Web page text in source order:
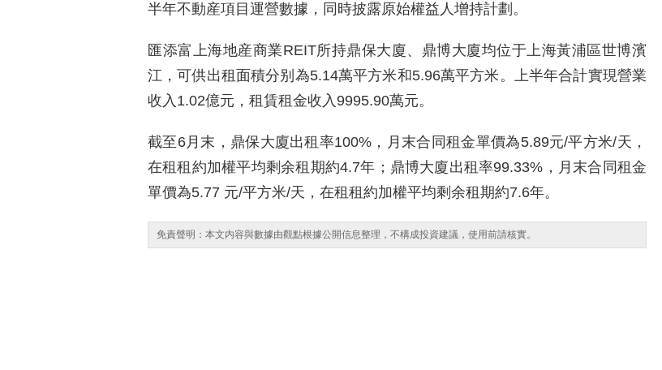
半年不動産項目運營數據，同時披露原始權益人增持計劃。
匯添富上海地産商業REIT所持鼎保大廈、鼎博大廈均位于上海黃浦區世博濱
江，可供出租面積分别為5.14萬平方米和5.96萬平方米。上半年合計實現營業
收入1.02億元，租賃租金收入9995.90萬元。
截至6月末，鼎保大廈出租率100%，月末合同租金單價為5.89元/平方米/天，
在租租約加權平均剩余租期約4.7年；鼎博大廈出租率99.33%，月末合同租金
單價為5.77 元/平方米/天，在租租約加權平均剩余租期約7.6年。
免責聲明：本文内容與數據由觀點根據公開信息整理，不構成投資建議，使用前請核實。